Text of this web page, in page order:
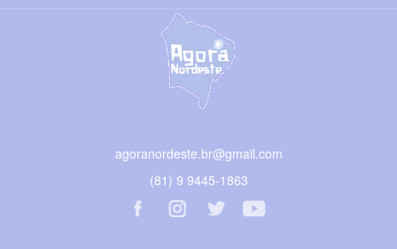
agoranordeste.br@gmail.com
(81) 9 9445-1863